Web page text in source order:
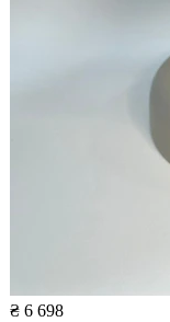
₴ 6 698